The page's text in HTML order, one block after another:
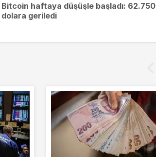
Bitcoin haftaya düşüşle başladı: 62.750
dolara geriledi